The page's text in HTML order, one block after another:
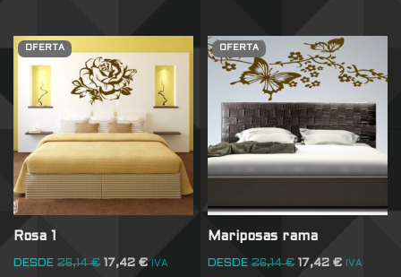
OFERTA
Rosa 1
DESDE 26,14€ 17,42 € IVA
OFERTA
Mariposas rama
DESDE 26,14€ 17,42€ IVA